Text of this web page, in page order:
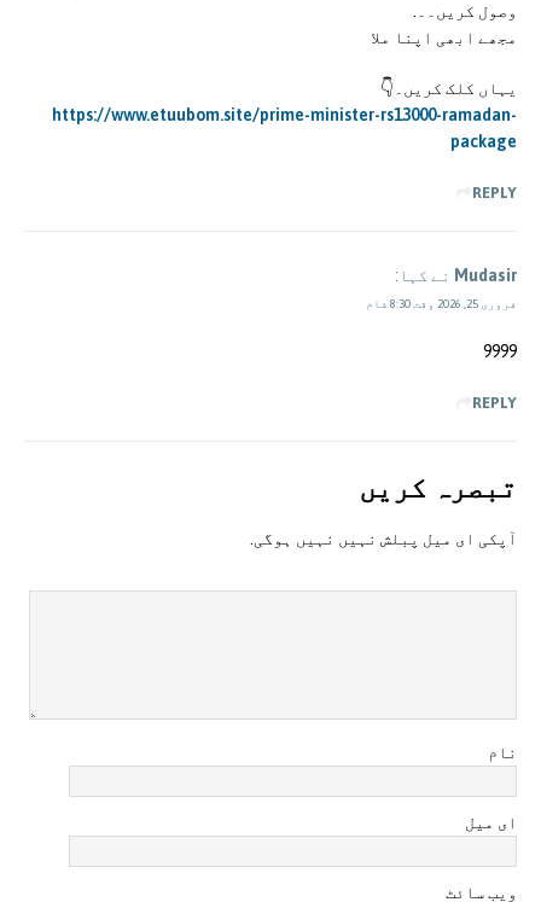
وصول کریں۔۔.
مجھے ابھی اپنا ملا
یہاں کلک کریں۔👇
https://www.etuubom.site/prime-minister-rs13000-ramadan-
package
REPLY
Mudasir نے کہا:
فروری 25, 2026 وقت 8:30 شام
9999
REPLY
تبصرہ کريں
آپکی ای ميل پبلش نہيں نہيں ہوگی.
نام
ای میل
ویب سائٹ